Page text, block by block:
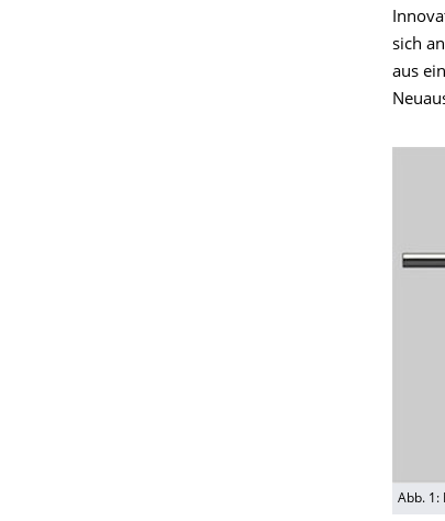
sich
aus
Abb. 1: